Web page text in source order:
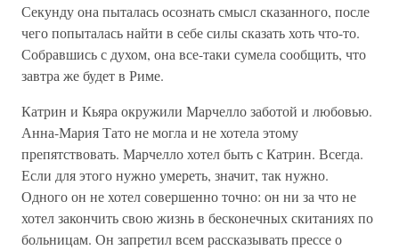
Секунду она пыталась осознать смысл сказанного, после
чего попыталась найти в себе силы сказать хоть что-то.
Собравшись с духом, она все-таки сумела сообщить, что
завтра же будет в Риме.
Катрин и Кьяра окружили Марчелло заботой и любовью.
Анна-Мария Тато не могла и не хотела этому
препятствовать. Марчелло хотел быть с Катрин. Всегда.
Если для этого нужно умереть, значит, так нужно.
Одного он не хотел совершенно точно: он ни за что не
хотел закончить свою жизнь в бесконечных скитаниях по
больницам. Он запретил всем рассказывать прессе о